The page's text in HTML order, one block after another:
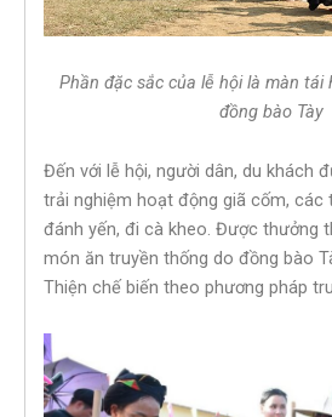
Phần đặc sắc của lễ hội là màn tái
đồng bào Tày
Đến với lễ hội, người dân, du khách
trải nghiệm hoạt động giã cốm, các
đánh yến, đi cà kheo. Được thưởng
món ăn truyền thống do đồng bào
Thiện chế biến theo phương pháp